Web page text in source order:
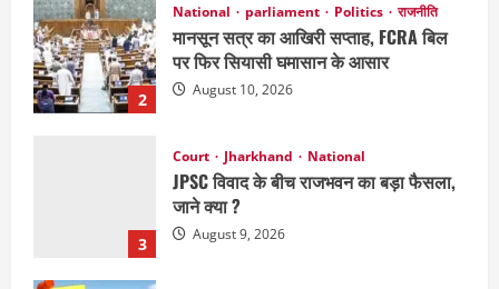
2
National parliament Politics राजनीति
मानसून सत्र का आखिरी सप्ताह, FCRA बिल
पर फिर सियासी घमासान के आसार
August 10, 2026
3
Court Jharkhand National
JPSC विवाद के बीच राजभवन का बड़ा फैसला,
जाने क्या ?
August 9, 2026